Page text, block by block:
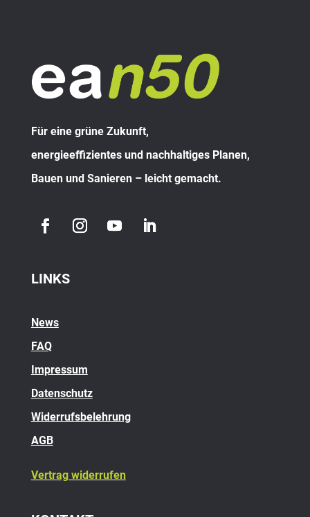
Für eine grüne Zukunft,
energieeffizientes und nachhaltiges Planen,
Bauen und Sanieren – leicht gemacht.
LINKS
News
FAQ
Impressum
Datenschutz
Widerrufsbelehrung
AGB
Vertrag widerrufen